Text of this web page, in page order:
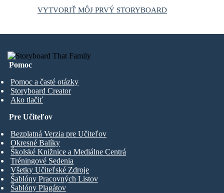
VYTVORIŤ MÔJ PRVÝ STORYBOARD
Pomoc
Pomoc a časté otázky
Storyboard Creator
Ako tlačiť
Pre Učiteľov
Bezplatná Verzia pre Učiteľov
Okresné Balíky
Školské Knižnice a Mediálne Centrá
Tréningové Sedenia
Všetky Učiteľské Zdroje
Šablóny Pracovných Listov
Šablóny Plagátov